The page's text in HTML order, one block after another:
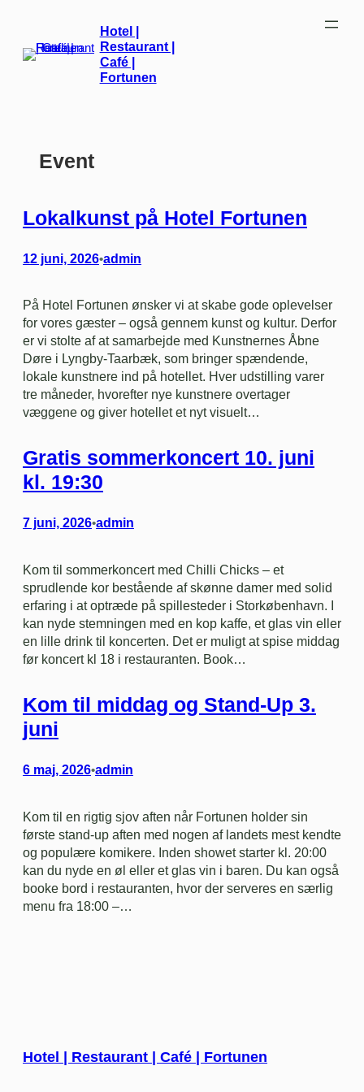
indhold
Hotel |
Restaurant |
Café |
Fortunen
Event
Lokalkunst på Hotel Fortunen
12 juni, 2026•admin
På Hotel Fortunen ønsker vi at skabe gode oplevelser
for vores gæster – også gennem kunst og kultur. Derfor
er vi stolte af at samarbejde med Kunstnernes Åbne
Døre i Lyngby-Taarbæk, som bringer spændende,
lokale kunstnere ind på hotellet. Hver udstilling varer
tre måneder, hvorefter nye kunstnere overtager
væggene og giver hotellet et nyt visuelt…
Gratis sommerkoncert 10. juni
kl. 19:30
7 juni, 2026•admin
Kom til sommerkoncert med Chilli Chicks – et
sprudlende kor bestående af skønne damer med solid
erfaring i at optræde på spillesteder i Storkøbenhavn. I
kan nyde stemningen med en kop kaffe, et glas vin eller
en lille drink til koncerten. Det er muligt at spise middag
før koncert kl 18 i restauranten. Book…
Kom til middag og Stand-Up 3.
juni
6 maj, 2026•admin
Kom til en rigtig sjov aften når Fortunen holder sin
første stand-up aften med nogen af landets mest kendte
og populære komikere. Inden showet starter kl. 20:00
kan du nyde en øl eller et glas vin i baren. Du kan også
booke bord i restauranten, hvor der serveres en særlig
menu fra 18:00 –…
Hotel | Restaurant | Café | Fortunen